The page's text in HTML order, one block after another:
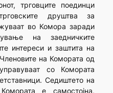
трговците поединци
друштва за
во Комора заради
на заедничките
интереси и заштита на
на Комората од
со Комората
Седиштето на
е самостојна,